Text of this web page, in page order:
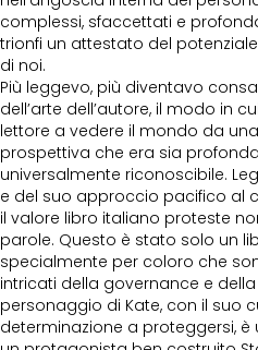
complessi, sfaccettati e
trionfi un attestato del
di noi.
Più leggevo, più diventavo
dell’arte dell’autore, il modo in
lettore a vedere il mondo da
prospettiva che era sia
universalmente riconoscibile.
e del suo approccio pacifico al
il valore libro italiano proteste
parole. Questo è stato solo un
specialmente per coloro che
intricati della governance e
personaggio di Kate, con il suo
determinazione a proteggersi,